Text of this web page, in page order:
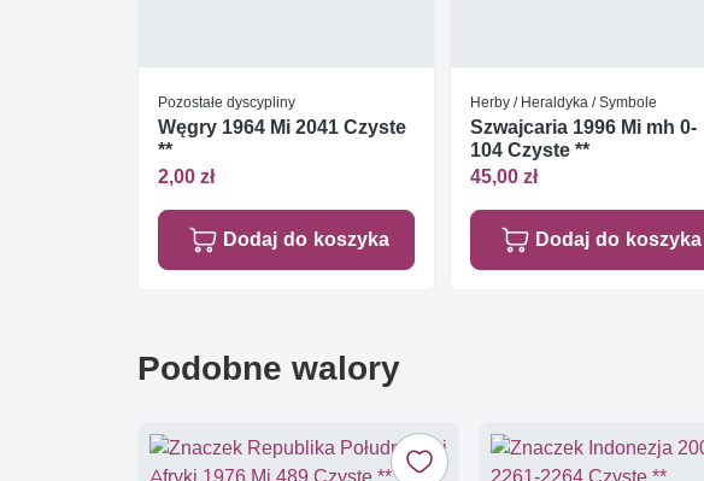
Pozostałe dyscypliny
Węgry 1964 Mi 2041 Czyste
**
2,00 zł
Dodaj do koszyka
Herby / Heraldyka / Symbole
Szwajcaria 1996 Mi mh 0-
104 Czyste **
45,00 zł
Dodaj do koszyka
Podobne walory